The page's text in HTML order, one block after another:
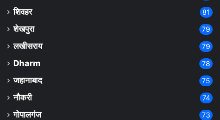
शिवहर 81
शेखपुरा 79
लखीसराय 79
Dharm 78
जहानाबाद 75
नौकरी 74
गोपालगंज 73